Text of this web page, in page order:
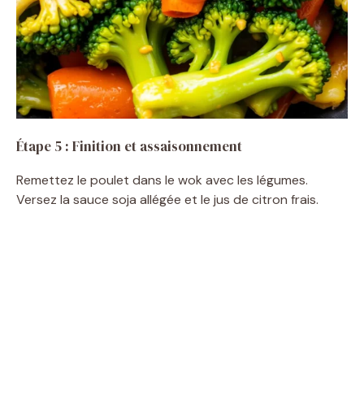
Étape 5 : Finition et assaisonnement
Remettez le poulet dans le wok avec les légumes.
Versez la sauce soja allégée et le jus de citron frais.